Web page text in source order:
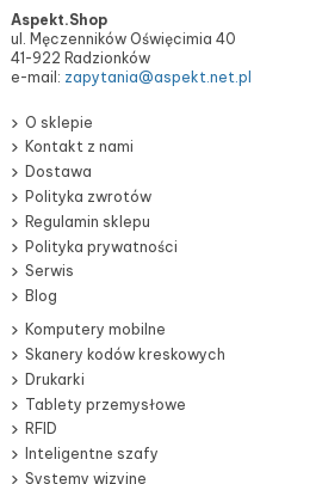
Aspekt.Shop
ul. Męczenników Oświęcimia 40
41-922 Radzionków
e-mail: zapytania@aspekt.net.pl
O sklepie
Kontakt z nami
Dostawa
Polityka zwrotów
Regulamin sklepu
Polityka prywatności
Serwis
Blog
Komputery mobilne
Skanery kodów kreskowych
Drukarki
Tablety przemysłowe
RFID
Inteligentne szafy
Systemy wizyjne